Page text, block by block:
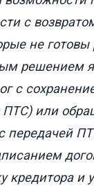
с
не готовы
решением
с
ПТС) или
передачей
кредитора и